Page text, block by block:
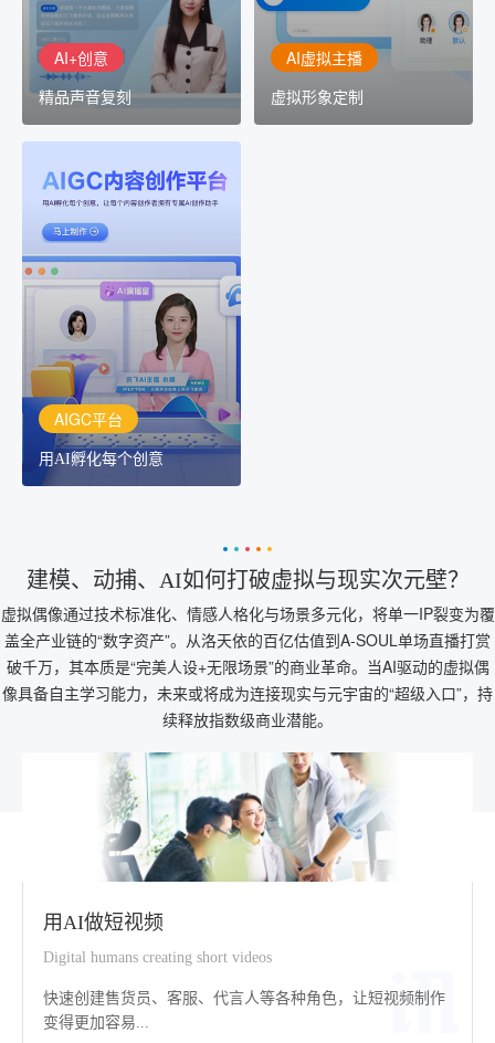
AI+创意
精品声音复刻
AI虚拟主播
虚拟形象定制
AIGC平台
用AI孵化每个创意
AIGC平台
用AI孵化每个创意
讯飞AIGC平台：让每个创
作者都拥有自己的专注AI
创作助手
建模、动捕、AI如何打破虚拟与现实次元壁？
虚拟偶像通过技术标准化、情感人格化与场景多元化，将单一IP裂变为覆
盖全产业链的“数字资产”。从洛天依的百亿估值到A-SOUL单场直播打赏
破千万，其本质是“完美人设+无限场景”的商业革命。当AI驱动的虚拟偶
像具备自主学习能力，未来或将成为连接现实与元宇宙的“超级入口”，持
续释放指数级商业潜能。
用AI做短视频
Digital humans creating short videos
快速创建售货员、客服、代言人等各种角色，让短视频制作
变得更加容易...